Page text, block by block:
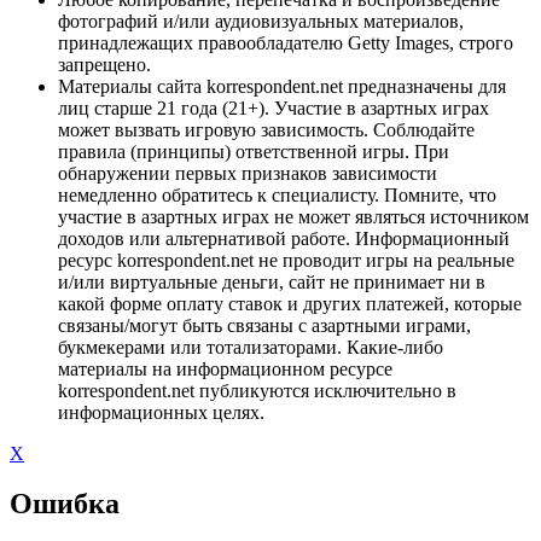
фотографий и/или аудиовизуальных материалов,
принадлежащих правообладателю Getty Images, строго
запрещено.
Материалы сайта korrespondent.net предназначены для
лиц старше 21 года (21+). Участие в азартных играх
может вызвать игровую зависимость. Соблюдайте
правила (принципы) ответственной игры. При
обнаружении первых признаков зависимости
немедленно обратитесь к специалисту. Помните, что
участие в азартных играх не может являться источником
доходов или альтернативой работе. Информационный
ресурс korrespondent.net не проводит игры на реальные
и/или виртуальные деньги, сайт не принимает ни в
какой форме оплату ставок и других платежей, которые
связаны/могут быть связаны с азартными играми,
букмекерами или тотализаторами. Какие-либо
материалы на информационном ресурсе
korrespondent.net публикуются исключительно в
информационных целях.
X
Ошибка